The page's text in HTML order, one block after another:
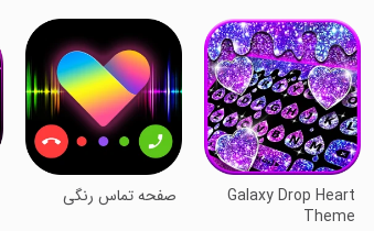
Galaxy Drop Heart
Theme
صفحه تماس رنگی